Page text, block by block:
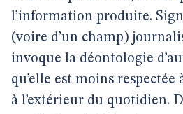
l’information produite.
(voire d’un champ)
invoque la déontologie
qu’elle est moins
à l’extérieur du quotidien.